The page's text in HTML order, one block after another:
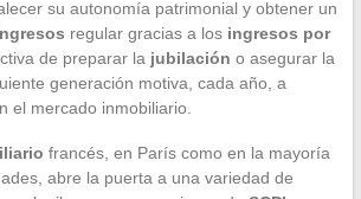
su autonomía patrimonial y obtener un
regular gracias a los ingresos por
de preparar la jubilación o asegurar la
generación motiva, cada año, a
el mercado inmobiliario.
francés, en París como en la mayoría
abre la puerta a una variedad de